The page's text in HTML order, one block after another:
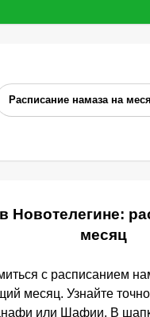
Расписание намаза на
Новотелегине:
месяц
с расписанием
месяц. Узнайте
или Шафии. В